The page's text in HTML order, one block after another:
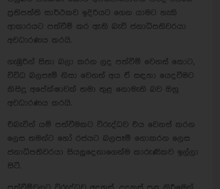
ප්‍රතිපත්ති සාර්ථකව ඉදිරියට ගෙන යාමට හැකි
ආකාරයට පත්වීම් කර ඇති බැව් ජනාධිපතිවරයා
අවධාරණය කරයි.
ගැඹුරින් සිතා බලා කරන ලද පත්වීම් වෙනස් කොට,
විවිධ බලපෑම් නිසා වෙනත් අය ඒ සඳහා යෙදවීමට
කිසිදු අපේක්ෂාවක් තමා තුළ නොමැති බව ඔහු
අවධාරණය කරයි.
එබැවින් යම් පත්වීමකට විරුද්ධව එය වෙනස් කරන
ලෙස තමන්ට හෝ රජයට බලපෑම් නොකරන ලෙස
ජනාධිපතිවරයා සියලුදෙනාගෙන්ම කාරුණිකව ඉල්ලා
සිටී.